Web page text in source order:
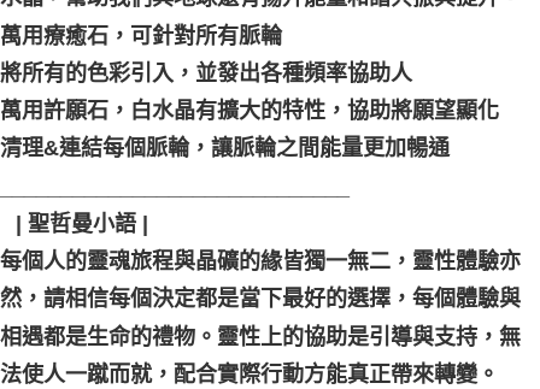
萬用療癒石，可針對所有脈輪
將所有的色彩引入，並發出各種頻率協助人
萬用許願石，白水晶有擴大的特性，協助將願望顯化
清理&連結每個脈輪，讓脈輪之間能量更加暢通
⠀| 聖哲曼小語 |
每個人的靈魂旅程與晶礦的緣皆獨一無二，靈性體驗亦
然，請相信每個決定都是當下最好的選擇，每個體驗與
相遇都是生命的禮物。靈性上的協助是引導與支持，無
法使人一蹴而就，配合實際行動方能真正帶來轉變。